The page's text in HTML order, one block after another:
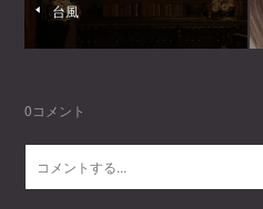
台風
0コメント